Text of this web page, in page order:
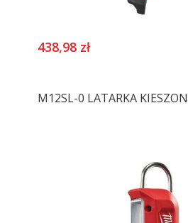
438,98 zł
M12SL-0 LATARKA